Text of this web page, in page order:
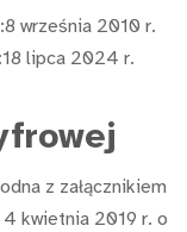
8 września 2010 r.
18 lipca 2024 r.
z załącznikiem
kwietnia 2019 r. o